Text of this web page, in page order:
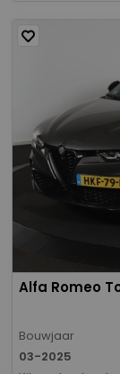
Alfa Romeo
Bouwjaar
03-2025